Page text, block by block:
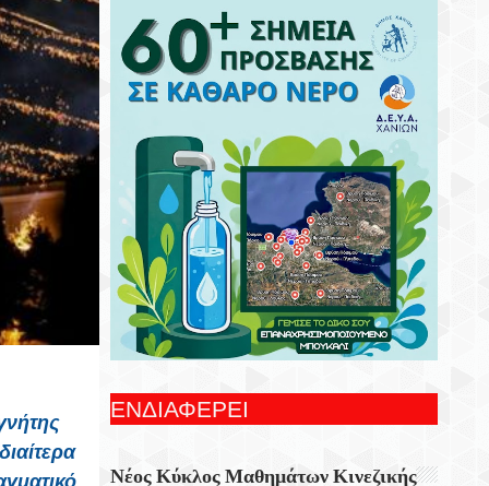
Συνεχίζονται Οι Δωρεάν Ξεναγήσεις Για
Ενήλικες Στη Δημοτική Πινακοθήκη
Χανίων
Γιορτή Εφτάζυμου Στην Κασταμονίτσα Με
Την Στήριξη Της Περιφέρειας Κρήτης
Οι Παραστάσεις Στα Κηποθέατρα Του
Δήμου Ηρακλείου,τη Δευτέρα 10
Αυγούστου 2026
Ξεκίνησε Η Ετήσια Έρευνα Επισκεπτών
Του Epaithros+ Για Τον Τουρισμό
Υπαίθρου Στην Ελλάδα
«Αυτοσχεδιασμοί» Με Τον Σωτήρη
Αλεξάκη Και Τον Αλέξανδρο Κανακάκη
ΕΝΔΙΑΦΕΡΕΙ
Νέος Κύκλος Μαθημάτων Κινεζικής